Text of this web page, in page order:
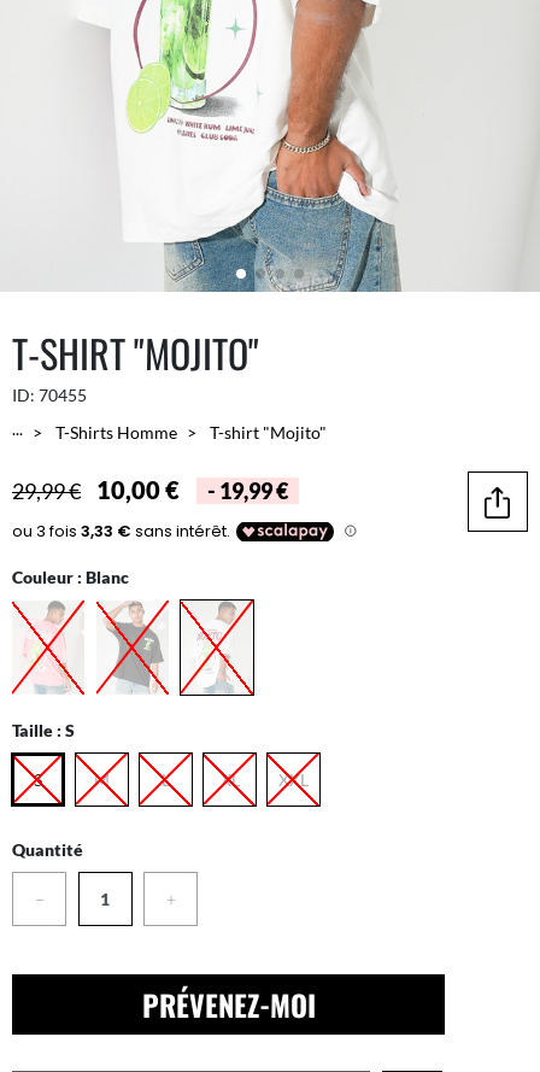
T-SHIRT "MOJITO"
ID: 70455
...
T-Shirts Homme T-shirt "Mojito"
29,99 € 10,00 € - 19,99 €
Couleur : Blanc
Taille : S
S M L XL XXL
Quantité
− +
PRÉVENEZ-MOI